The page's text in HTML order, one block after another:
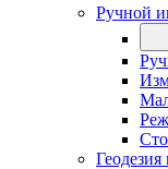
Ручной
Геодезия